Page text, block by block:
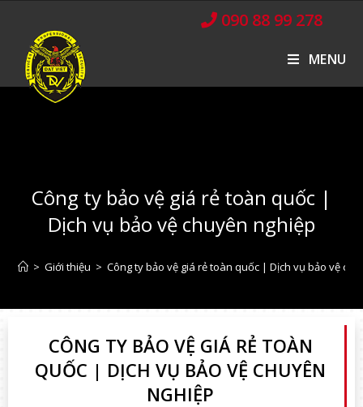
090 88 99 278
MENU
Công ty bảo vệ giá rẻ toàn quốc |
Dịch vụ bảo vệ chuyên nghiệp
> Giới thiệu > Công ty bảo vệ giá rẻ toàn quốc | Dịch vụ bảo vệ
CÔNG TY BẢO VỆ GIÁ RẺ TOÀN
QUỐC | DỊCH VỤ BẢO VỆ CHUYÊN
NGHIỆP